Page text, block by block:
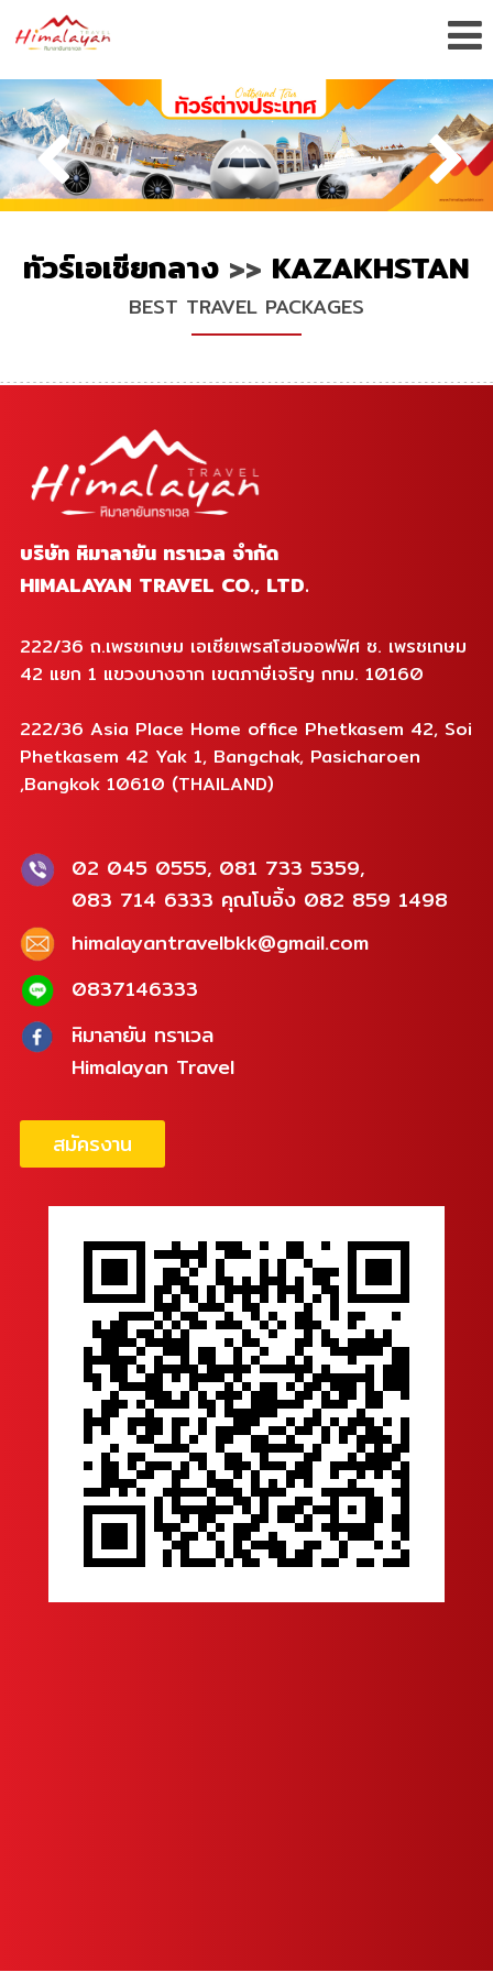
ทัวร์เอเชียกลาง >> KAZAKHSTAN
BEST TRAVEL PACKAGES
บริษัท หิมาลายัน ทราเวล จำกัด
HIMALAYAN TRAVEL CO., LTD.
222/36 ถ.เพรชเกษม เอเชียเพรสโฮมออฟฟิศ ซ. เพรชเกษม
42 แยก 1 แขวงบางจาก เขตภาษีเจริญ กทม. 10160
222/36 Asia Place Home office Phetkasem 42, Soi
Phetkasem 42 Yak 1, Bangchak, Pasicharoen
,Bangkok 10610 (THAILAND)
02 045 0555, 081 733 5359,
083 714 6333 คุณโบอิ้ง 082 859 1498
himalayantravelbkk@gmail.com
0837146333
หิมาลายัน ทราเวล
Himalayan Travel
สมัครงาน